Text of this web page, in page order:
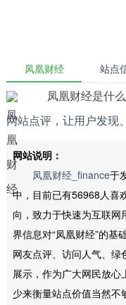
凤凰财经 站点
凤凰财经是什
网站点评，让用户发现
网站说明：
凤凰财经_finance于
中，目前已有56968人喜
向，致力于快速为互联
界信息对“凤凰财经”的基
网友点评、访问人气、
展示，作为广大网民放
少来衡量站点价值当然